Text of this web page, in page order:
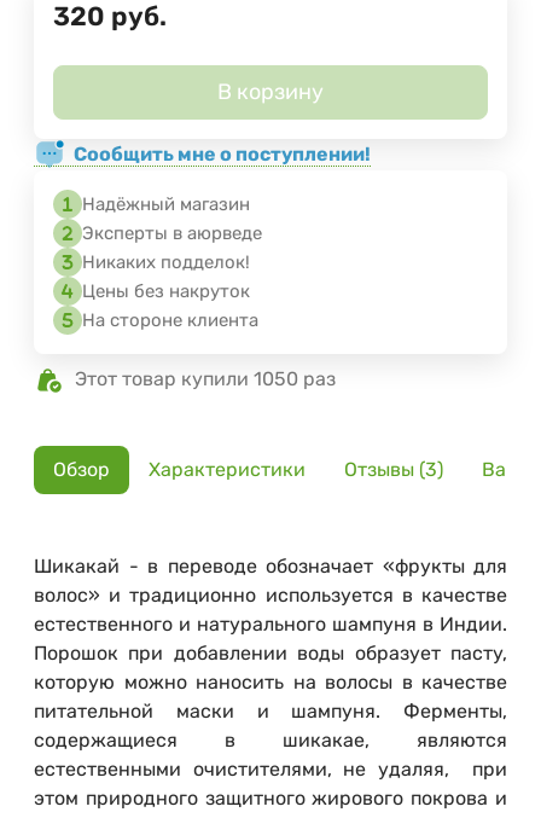
320 руб.
В корзину
Сообщить мне о поступлении!
Надёжный магазин
Эксперты в аюрведе
Никаких подделок!
Цены без накруток
На стороне клиента
Этот товар купили 1050 раз
Обзор Характеристики Отзывы (3)
Шикакай - в переводе обозначает «фрукты для
волос» и традиционно используется в качестве
естественного и натурального шампуня в Индии.
Порошок при добавлении воды образует пасту,
которую можно наносить на волосы в качестве
питательной маски и шампуня. Ферменты,
содержащиеся в шикакае, являются
естественными очистителями, не удаляя, при
этом природного защитного жирового покрова и